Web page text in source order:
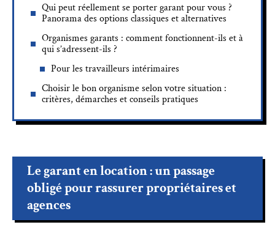
Qui peut réellement se porter garant pour vous ?
Panorama des options classiques et alternatives
Organismes garants : comment fonctionnent-ils et à
qui s’adressent-ils ?
Pour les travailleurs intérimaires
Choisir le bon organisme selon votre situation :
critères, démarches et conseils pratiques
Le garant en location : un passage
obligé pour rassurer propriétaires et
agences